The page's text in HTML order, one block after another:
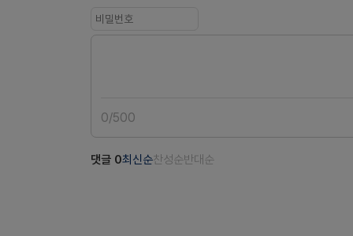
0/500
댓글 0최신순찬성순반대순